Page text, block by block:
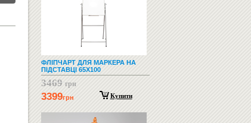
ФЛІПЧАРТ ДЛЯ МАРКЕРА НА
ПІДСТАВЦІ 65X100
3469 грн
3399грн Купити